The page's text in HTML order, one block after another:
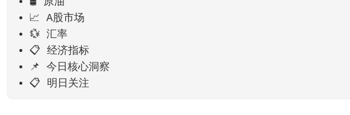
📈 A股市场
💱 汇率
📋 经济指标
📌 今日核心洞察
📋 明日关注